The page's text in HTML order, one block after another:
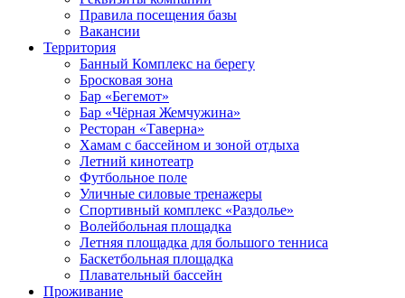
Правила посещения базы
Вакансии
Территория
Банный Комплекс на берегу
Бросковая зона
Бар «Бегемот»
Бар «Чёрная Жемчужина»
Ресторан «Таверна»
Хамам с бассейном и зоной отдыха
Летний кинотеатр
Футбольное поле
Уличные силовые тренажеры
Спортивный комплекс «Раздолье»
Волейбольная площадка
Летняя площадка для большого тенниса
Баскетбольная площадка
Плавательный бассейн
Проживание